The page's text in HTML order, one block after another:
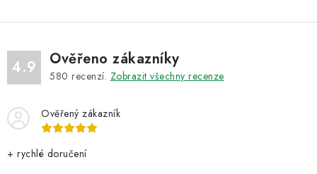
4.9 Ověřeno zákazníky
580 recenzí. Zobrazit všechny recenze
Ověřený zákazník
+ rychlé doručení